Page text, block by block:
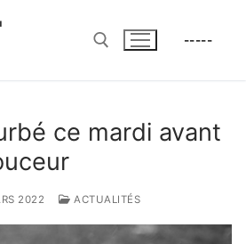
-----
ce mardi avant
2022 ACTUALITÉS